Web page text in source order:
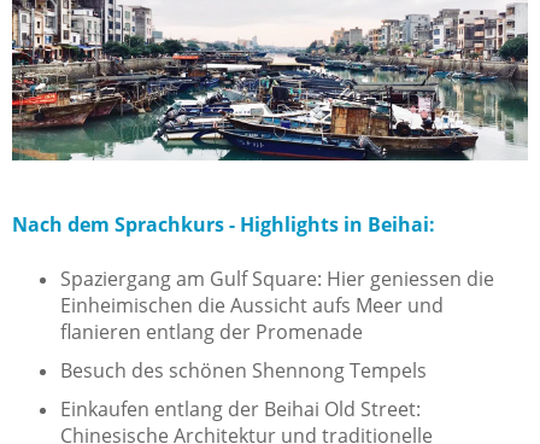
Nach dem Sprachkurs - Highlights in Beihai:
Spaziergang am Gulf Square: Hier geniessen die
Einheimischen die Aussicht aufs Meer und
flanieren entlang der Promenade
Besuch des schönen Shennong Tempels
Einkaufen entlang der Beihai Old Street:
Chinesische Architektur und traditionelle